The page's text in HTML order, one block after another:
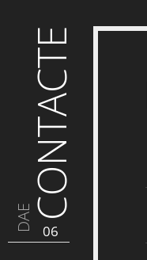
DAE CONTACTE
06